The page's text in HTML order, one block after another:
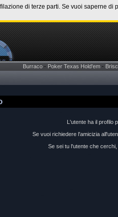
di terze parti. Se vuoi saperne
Burraco - Poker Texas Hold'em -
L'utente ha il profilo
Se vuoi richiedere l'amicizia
Se sei tu l'utente che